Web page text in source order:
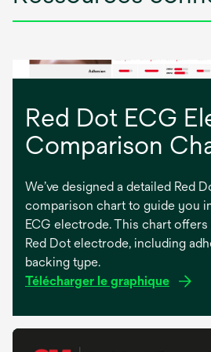
d
a
u
o
u
e
l
o
n
l
t
Red Dot ECG
Comparison
We’ve designed a detailed Red
comparison chart to guide you
ECG electrode. This chart
Red Dot electrode, including
backing type.
Télécharger le graphiques
o